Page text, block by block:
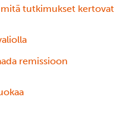
tutkimukset kertovat
remissioon